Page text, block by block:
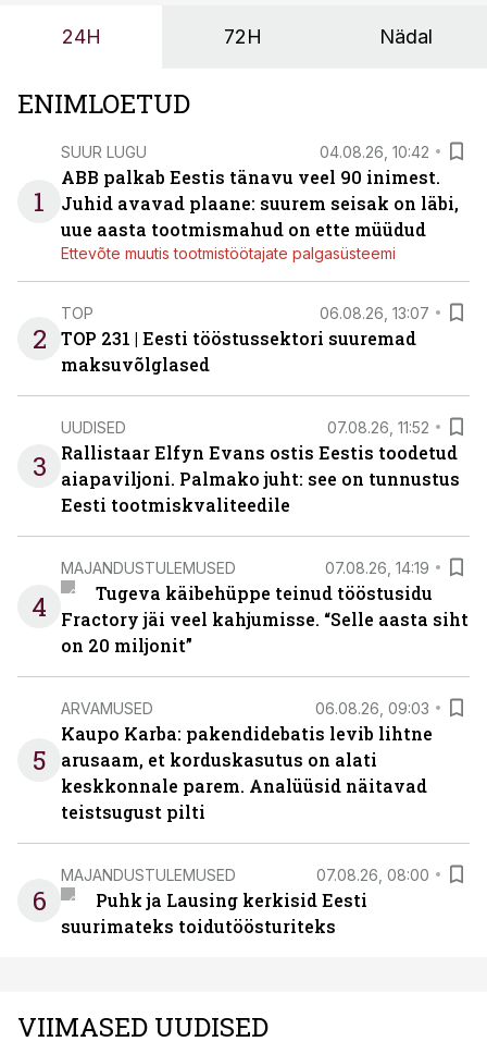
OÜ tegevjuht Sander Mitendorf.
24H 72H Nädal
ENIMLOETUD
1
SUUR LUGU 04.08.26, 10:42
ABB palkab Eestis tänavu veel 90 inimest.
Juhid avavad plaane: suurem seisak on läbi,
uue aasta tootmismahud on ette müüdud
Ettevõte muutis tootmistöötajate palgasüsteemi
2
TOP 06.08.26, 13:07
TOP 231 | Eesti tööstussektori suuremad
maksuvõlglased
3
UUDISED 07.08.26, 11:52
Rallistaar Elfyn Evans ostis Eestis toodetud
aiapaviljoni. Palmako juht: see on tunnustus
Eesti tootmiskvaliteedile
4
MAJANDUSTULEMUSED 07.08.26, 14:19
Tugeva käibehüppe teinud tööstusidu
Fractory jäi veel kahjumisse. “Selle aasta siht
on 20 miljonit”
5
ARVAMUSED 06.08.26, 09:03
Kaupo Karba: pakendidebatis levib lihtne
arusaam, et korduskasutus on alati
keskkonnale parem. Analüüsid näitavad
teistsugust pilti
6
MAJANDUSTULEMUSED 07.08.26, 08:00
Puhk ja Lausing kerkisid Eesti
suurimateks toidutöösturiteks
VIIMASED UUDISED